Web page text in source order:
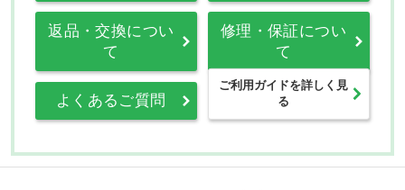
返品・交換につい
て
修理・保証につい
て
よくあるご質問
ご利用ガイドを詳しく見
る